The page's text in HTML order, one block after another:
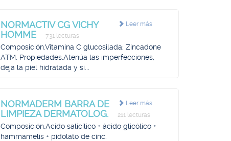
Leer más
NORMACTIV CG VICHY
HOMME
731 lecturas
Composición.Vitamina C glucosilada; Zincadone
ATM. Propiedades.Atenúa las imperfecciones,
deja la piel hidratada y si...
Leer más
NORMADERM BARRA DE
LIMPIEZA DERMATOLOG.
211 lecturas
Composición.Acido salicílico + ácido glicólico +
hammamelis + pidolato de cinc.